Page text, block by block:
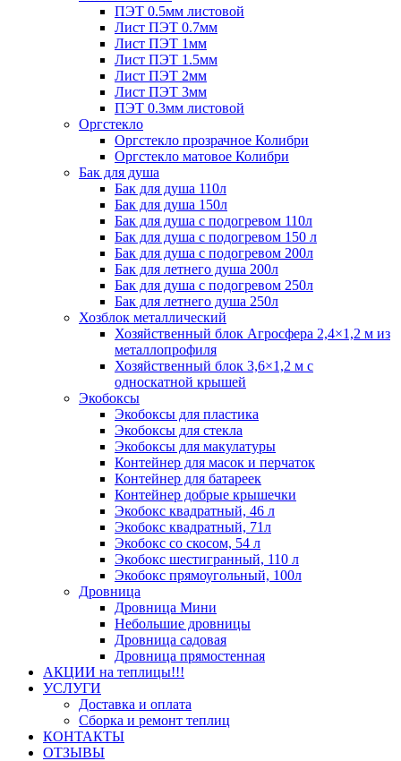
ПЭТ 0.5мм листовой
Лист ПЭТ 0.7мм
Лист ПЭТ 1мм
Лист ПЭТ 1.5мм
Лист ПЭТ 2мм
Лист ПЭТ 3мм
ПЭТ 0.3мм листовой
Оргстекло
Оргстекло прозрачное Колибри
Оргстекло матовое Колибри
Бак для душа
Бак для душа 110л
Бак для душа 150л
Бак для душа с подогревом 110л
Бак для душа с подогревом 150 л
Бак для душа с подогревом 200л
Бак для летнего душа 200л
Бак для душа с подогревом 250л
Бак для летнего душа 250л
Хозблок металлический
Хозяйственный блок Агросфера 2,4×1,2 м из
металлопрофиля
Хозяйственный блок 3,6×1,2 м с
односкатной крышей
Экобоксы
Экобоксы для пластика
Экобоксы для стекла
Экобоксы для макулатуры
Контейнер для масок и перчаток
Контейнер для батареек
Контейнер добрые крышечки
Экобокс квадратный, 46 л
Экобокс квадратный, 71л
Экобокс со скосом, 54 л
Экобокс шестигранный, 110 л
Экобокс прямоугольный, 100л
Дровница
Дровница Мини
Небольшие дровницы
Дровница садовая
Дровница прямостенная
АКЦИИ на теплицы!!!
УСЛУГИ
Доставка и оплата
Сборка и ремонт теплиц
КОНТАКТЫ
ОТЗЫВЫ